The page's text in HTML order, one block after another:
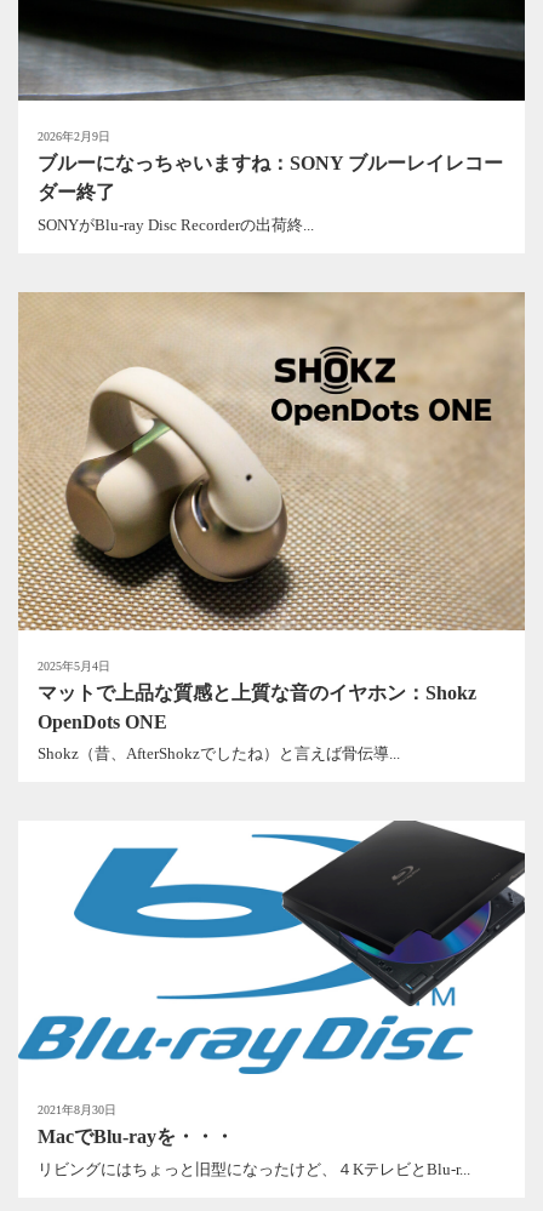
2026年2月9日
ブルーになっちゃいますね：SONY ブルーレイレコー
ダー終了
SONYがBlu-ray Disc Recorderの出荷終...
2025年5月4日
マットで上品な質感と上質な音のイヤホン：Shokz
OpenDots ONE
Shokz（昔、AfterShokzでしたね）と言えば骨伝導...
2021年8月30日
MacでBlu-rayを・・・
リビングにはちょっと旧型になったけど、４KテレビとBlu-r...